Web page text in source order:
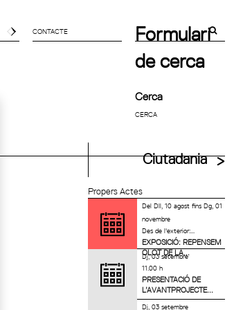
CONTACTE
Formulari
de cerca
Cerca
Ciutadania
Propers Actes
DelDll, 10 agostfinsDg, 01
novembre
Des de l'exterior:...
EXPOSICIÓ: REPENSEM
OLOT DE LA...
Dj, 03 setembre
11.00 h
PRESENTACIÓ DE
L’AVANTPROJECTE...
Dj, 03 setembre